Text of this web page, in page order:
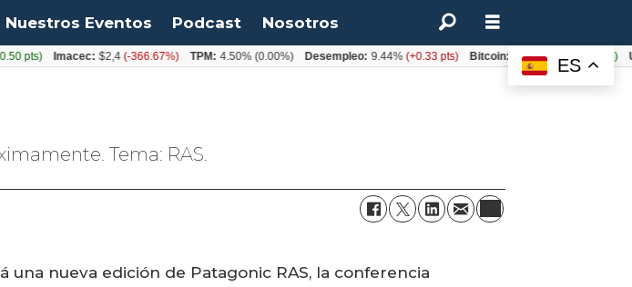
Nuestros Eventos Podcast Nosotros
Tema: RAS.
una nueva edición de Patagonic RAS, la conferencia
ES
pts) Imacec: $2,4(-366.67%) TPM: 4.50%(0.00%) Desempleo: 9.44%(+0.33 pts) Bitcoin: $64.600,08